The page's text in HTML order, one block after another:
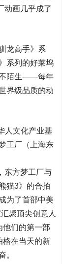
动画几乎成了
龙高手》系
系列的好莱坞
不陌生——每年
界级品质的动
人 文化产业基
工厂（ 上海东
东方梦工厂与
猫3》的合拍
为了首部中美
聚顶尖创意人
他们的第一部
格在当天的新
。